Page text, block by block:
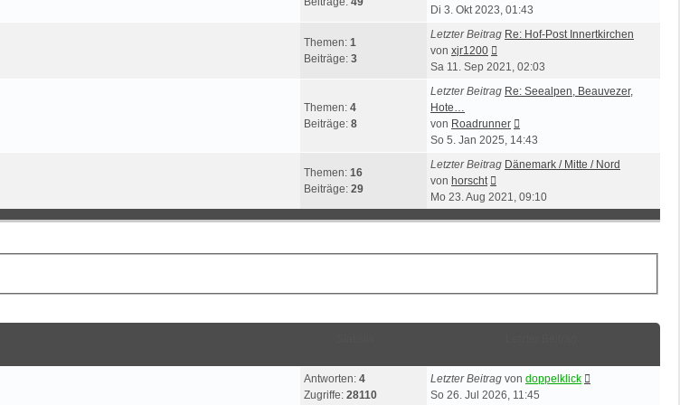
Beitrag
Di 3. Okt 2023, 01:43
Themen: 1
Beiträge: 3
Letzter Beitrag Re: Hof-Post Innertkirchen
von xjr1200
Beitrag
Sa 11. Sep 2021, 02:03
Themen: 4
Beiträge: 8
Letzter Beitrag Re: Seealpen, Beauvezer,
Hote…
von Roadrunner
Beitrag
So 5. Jan 2025, 14:43
Themen: 16
Beiträge: 29
Letzter Beitrag Dänemark / Mitte / Nord
von horscht
Beitrag
Mo 23. Aug 2021, 09:10
Antworten: 4
Zugriffe: 28110
Letzter Beitrag von doppelklick
So 26. Jul 2026, 11:45